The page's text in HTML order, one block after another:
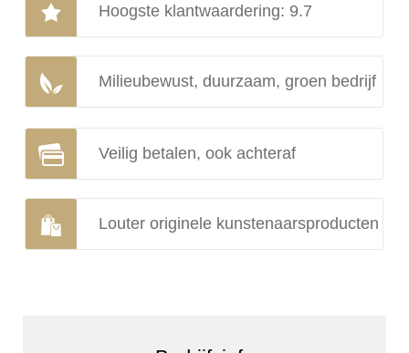
Hoogste klantwaardering: 9.7
Milieubewust, duurzaam, groen bedrijf
Veilig betalen, ook achteraf
Louter originele kunstenaarsproducten